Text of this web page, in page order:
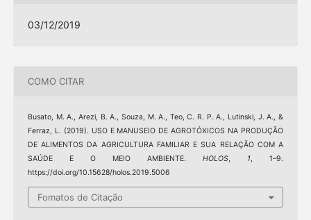
03/12/2019
COMO CITAR
Busato, M. A., Arezi, B. A., Souza, M. A., Teo, C. R. P. A., Lutinski, J. A., &
Ferraz, L. (2019). USO E MANUSEIO DE AGROTÓXICOS NA PRODUÇÃO
DE ALIMENTOS DA AGRICULTURA FAMILIAR E SUA RELAÇÃO COM A
SAÚDE E O MEIO AMBIENTE.HOLOS, 1, 1–9.
https://doi.org/10.15628/holos.2019.5006
Fomatos de Citação